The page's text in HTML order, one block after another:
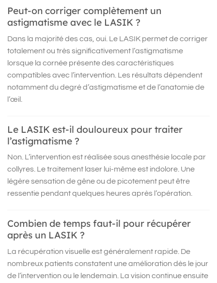
Peut-on corriger complètement un
astigmatisme avec le LASIK ?
Dans la majorité des cas, oui. Le LASIK permet de corriger
totalement ou très significativement l’astigmatisme
lorsque la cornée présente des caractéristiques
compatibles avec l’intervention. Les résultats dépendent
notamment du degré d’astigmatisme et de l’anatomie de
l’œil.
Le LASIK est-il douloureux pour traiter
l’astigmatisme ?
Non. L’intervention est réalisée sous anesthésie locale par
collyres. Le traitement laser lui-même est indolore. Une
légère sensation de gêne ou de picotement peut être
ressentie pendant quelques heures après l’opération.
Combien de temps faut-il pour récupérer
après un LASIK ?
La récupération visuelle est généralement rapide. De
nombreux patients constatent une amélioration dès le jour
de l’intervention ou le lendemain. La vision continue ensuite